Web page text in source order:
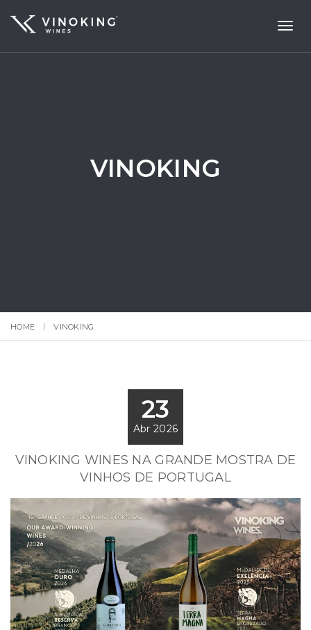
VINOKING
HOME VINOKING
23
Abr 2026
VINOKING WINES NA GRANDE MOSTRA DE
VINHOS DE PORTUGAL